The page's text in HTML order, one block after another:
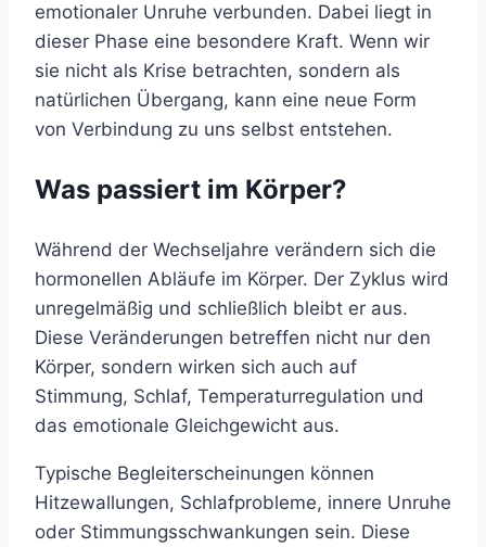
emotionaler Unruhe verbunden. Dabei liegt in
dieser Phase eine besondere Kraft. Wenn wir
sie nicht als Krise betrachten, sondern als
natürlichen Übergang, kann eine neue Form
von Verbindung zu uns selbst entstehen.
Was passiert im Körper?
Während der Wechseljahre verändern sich die
hormonellen Abläufe im Körper. Der Zyklus wird
unregelmäßig und schließlich bleibt er aus.
Diese Veränderungen betreffen nicht nur den
Körper, sondern wirken sich auch auf
Stimmung, Schlaf, Temperaturregulation und
das emotionale Gleichgewicht aus.
Typische Begleiterscheinungen können
Hitzewallungen, Schlafprobleme, innere Unruhe
oder Stimmungsschwankungen sein. Diese